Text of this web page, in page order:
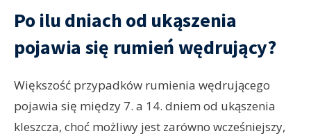
Po ilu dniach od ukąszenia
pojawia się rumień wędrujący?
Większość przypadków rumienia wędrującego
pojawia się między 7. a 14. dniem od ukąszenia
kleszcza, choć możliwy jest zarówno wcześniejszy,